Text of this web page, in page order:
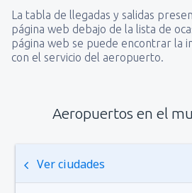
La tabla de llegadas y salidas
página web debajo de la lista de
página web se puede encontrar la
con el servicio del aeropuerto.
Aeropuertos en el
Ver ciudades